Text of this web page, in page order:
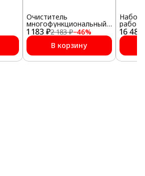
1 183 ₽2 183 ₽−46%
Очиститель
многофункциональный
(3,8 л)
В корзину
16 485
Набор
работы